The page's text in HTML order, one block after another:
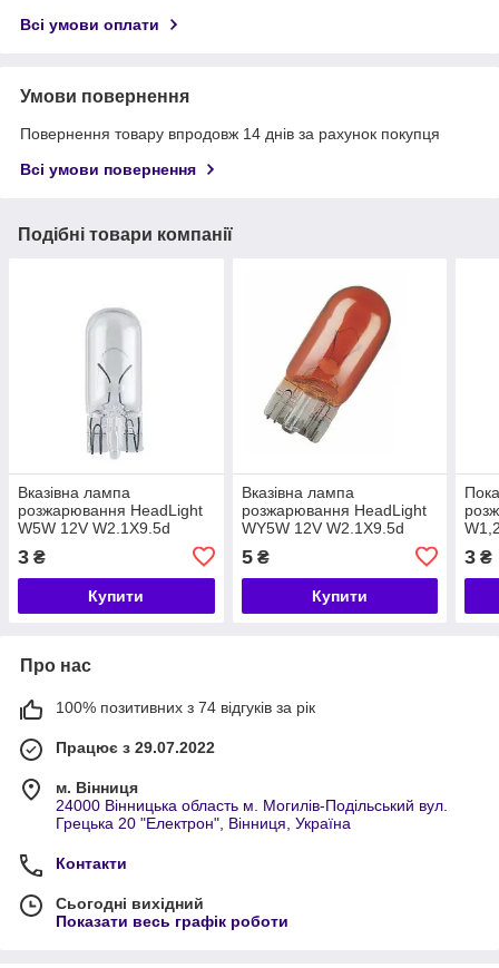
Всі умови оплати
Умови повернення
Повернення товару впродовж 14 днів за рахунок покупця
Всі умови повернення
Подібні товари компанії
Вказівна лампа
розжарювання HeadLight
W5W 12V W2.1X9.5d
(габарит/номерний знак/
салон)
3 ₴
Купити
Вказівна лампа
розжарювання HeadLight
WY5W 12V W2.1X9.5d
AMBER (поворот/габарит)
5₴
Купити
3 ₴
Про нас
100% позитивних з 74 відгуків за рік
Працює з 29.07.2022
м. Вінниця
24000 Вінницька область м. Могилів-Подільський вул.
Грецька 20 "Електрон", Вінниця, Україна
Контакти
Сьогодні вихідний
Показати весь графік роботи